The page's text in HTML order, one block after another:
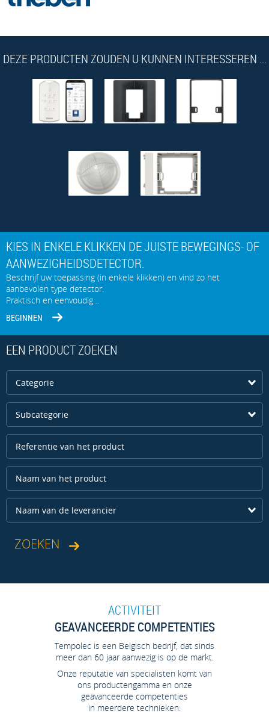
DEZE PRODUCTEN ZOUDEN U KUNNEN INTERESSEREN ...
KIES IN ENKELE KLIKKEN DE JUISTE BEWEGINGS- OF
AANWEZIGHEIDSDETECTOR.
Beschrijf uw toepassing (in enkele klikken) en vind zo het
aanbevolen type detector.
Praktisch en eenvoudig…
BEGINNEN
EEN PRODUCT ZOEKEN
Categorie
Subcategorie
Naam van de leverancier
ACTIVITEIT
GEAVANCEERDE COMPETENTIES
Tempolec is een Belgisch bedrijf, dat sinds
meer dan 60 jaar aanwezig is op de markt.
Onze reputatie van specialisten komt van
ons productengamma en onze
geavanceerde competenties
in meerdere technieken: